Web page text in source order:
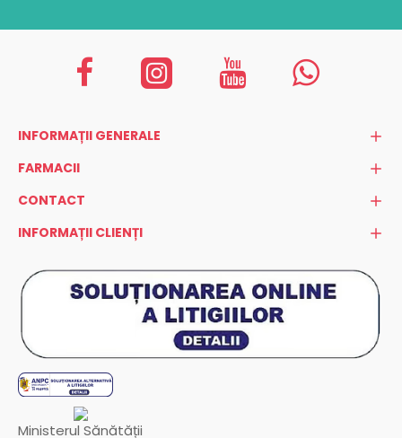
INFORMAȚII GENERALE
FARMACII
CONTACT
INFORMAȚII CLIENȚI
Ministerul Sănătății